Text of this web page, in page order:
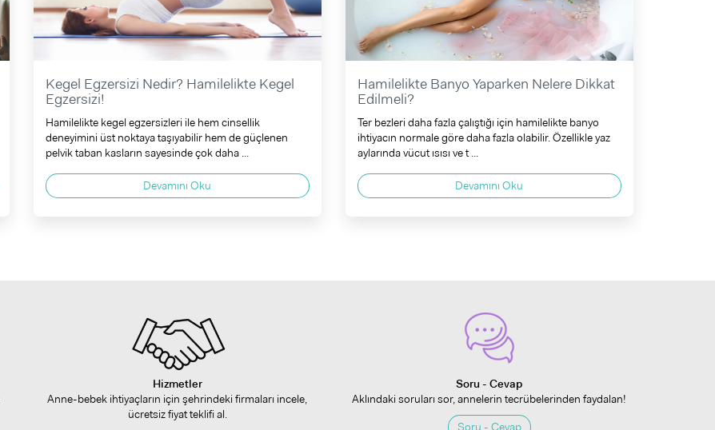
Kegel Egzersizi Nedir? Hamilelikte Kegel
Egzersizi!
Hamilelikte kegel egzersizleri ile hem cinsellik
deneyimini üst noktaya taşıyabilir hem de güçlenen
pelvik taban kasların sayesinde çok daha ...
Devamını Oku
Hamilelikte Banyo Yaparken Nelere Dikkat
Edilmeli?
Ter bezleri daha fazla çalıştığı için hamilelikte banyo
ihtiyacın normale göre daha fazla olabilir. Özellikle yaz
aylarında vücut ısısı ve t ...
Devamını Oku
Hizmetler
Anne-bebek ihtiyaçların için şehrindeki firmaları incele,
ücretsiz fiyat teklifi al.
Soru - Cevap
Aklındaki soruları sor, annelerin tecrübelerinden faydalan!
Soru - Cevap